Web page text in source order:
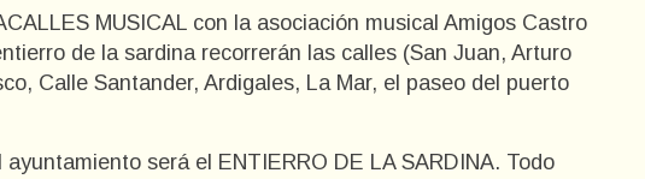
MUSICAL con la asociación musical Amigos Castro
de la sardina recorrerán las calles (San Juan, Arturo
Calle Santander, Ardigales, La Mar, el paseo del puerto
será el ENTIERRO DE LA SARDINA. Todo